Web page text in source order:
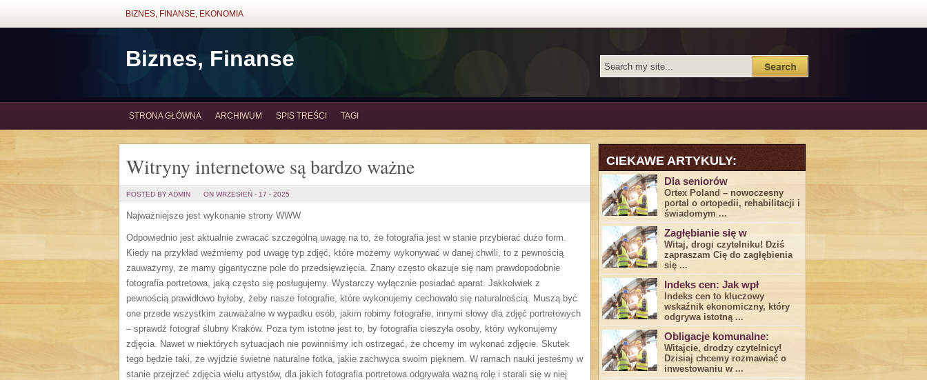
BIZNES, FINANSE, EKONOMIA
Biznes, Finanse
STRONA GŁÓWNA ARCHIWUM SPIS TREŚCI TAGI
Witryny internetowe są bardzo ważne
POSTED BY ADMIN ON WRZESIEŃ - 17 - 2025
Najważniejsze jest wykonanie strony WWW
Odpowiednio jest aktualnie zwracać szczególną uwagę na to, że fotografia jest w stanie przybierać dużo form.
Kiedy na przykład weźmiemy pod uwagę typ zdjęć, które możemy wykonywać w danej chwili, to z pewnością
zauważymy, że mamy gigantyczne pole do przedsięwzięcia. Znany często okazuje się nam prawdopodobnie
fotografia portretowa, jaką często się posługujemy. Wystarczy wyłącznie posiadać aparat. Jakkolwiek z
pewnością prawidłowo byłoby, żeby nasze fotografie, które wykonujemy cechowało się naturalnością. Muszą być
one przede wszystkim zauważalne w wypadku osób, jakim robimy fotografie, innymi słowy dla zdjęć portretowych
– sprawdź fotograf ślubny Kraków. Poza tym istotne jest to, by fotografia cieszyła osoby, który wykonujemy
zdjęcia. Nawet w niektórych sytuacjach nie powinniśmy ich ostrzegać, że chcemy im wykonać zdjęcie. Skutek
tego będzie taki, że wyjdzie świetne naturalne fotka, jakie zachwyca swoim pięknem. W ramach nauki jesteśmy w
stanie przejrzeć zdjęcia wielu artystów, dla jakich fotografia portretowa odgrywała ważną rolę i starali się w niej
CIEKAWE ARTYKULY:
Dla seniorów
Ortex Poland – nowoczesny
portal o ortopedii, rehabilitacji i
świadomym ...
Zagłębianie się w
Witaj, drogi ⁤czytelniku! Dziś
zapraszam Cię do‍ zagłębienia
‍się⁢ ...
Indeks cen: Jak wpł
Indeks cen to kluczowy
wskaźnik ekonomiczny, który
odgrywa ​istotną ...
Obligacje komunalne:
Witajcie, drodzy czytelnicy!
Dzisiaj chcemy rozmawiać o
inwestowaniu w ...